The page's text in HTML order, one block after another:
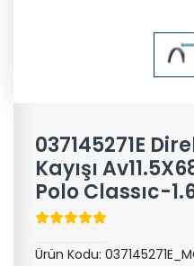
037145271E
Kayışı
Polo Classıc-
Ürün Kodu: